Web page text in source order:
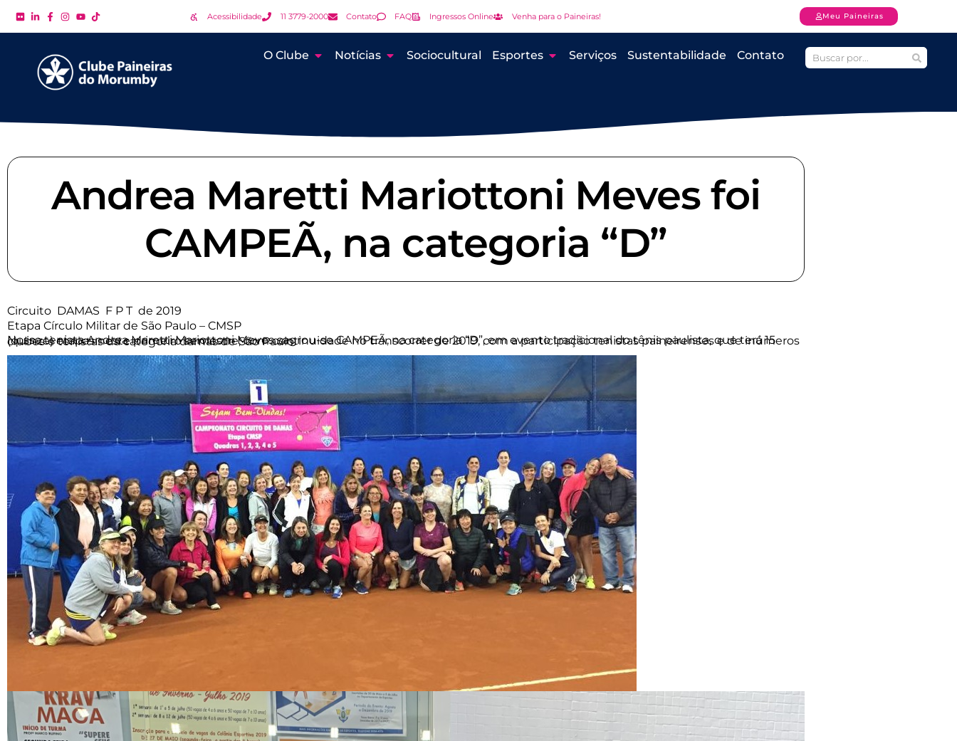
Acessibilidade 11 3779-2000 Contato FAQ Ingressos Online Venha para o Paineiras! Meu Paineiras
O Clube Notícias Sociocultural Esportes Serviços Sustentabilidade Contato
Andrea Maretti Mariottoni Meves foi
CAMPEÃ, na categoria “D”
Circuito DAMAS F P T de 2019
Etapa Círculo Militar de São Paulo – CMSP
Nossa tenista Andrea Maretti Mariottoni Meves sagrou-se CAMPEÃ, na categoria “D”, em evento tradicional do tênis paulista, que terá 15 (quinze) etapas neste primeiro semestre, com continuidade no transcorrer de 2019, com a participação tenistas paineirenses e de inúmeros clubes e tenistas da categoria damas de São Paulo.